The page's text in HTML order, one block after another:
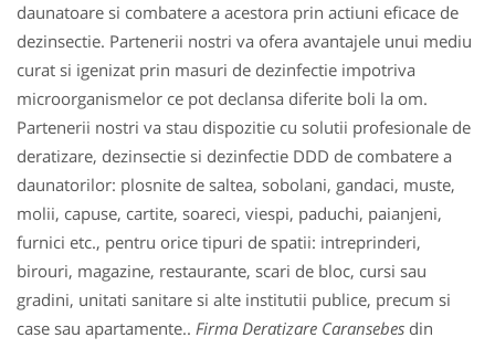
daunatoare si combatere a acestora prin actiuni eficace de
dezinsectie. Partenerii nostri va ofera avantajele unui mediu
curat si igenizat prin masuri de dezinfectie impotriva
microorganismelor ce pot declansa diferite boli la om.
Partenerii nostri va stau dispozitie cu solutii profesionale de
deratizare, dezinsectie si dezinfectie DDD de combatere a
daunatorilor: plosnite de saltea, sobolani, gandaci, muste,
molii, capuse, cartite, soareci, viespi, paduchi, paianjeni,
furnici etc., pentru orice tipuri de spatii: intreprinderi,
birouri, magazine, restaurante, scari de bloc, cursi sau
gradini, unitati sanitare si alte institutii publice, precum si
case sau apartamente.. Firma Deratizare Caransebes din